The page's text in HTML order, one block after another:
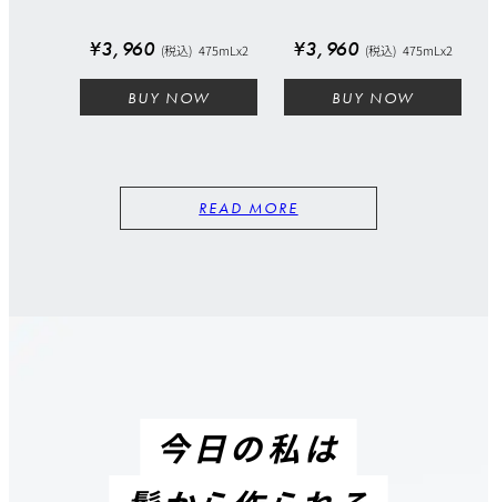
¥3,960 (税込) 475mLx2
BUY NOW
¥3,960 (税込) 475mLx2
BUY NOW
READ MORE
今日の私は